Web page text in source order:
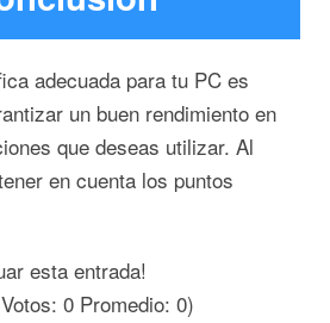
adecuada para tu PC es
un buen rendimiento en
que deseas utilizar. Al
en cuenta los puntos
esta entrada!
0Promedio: 0)